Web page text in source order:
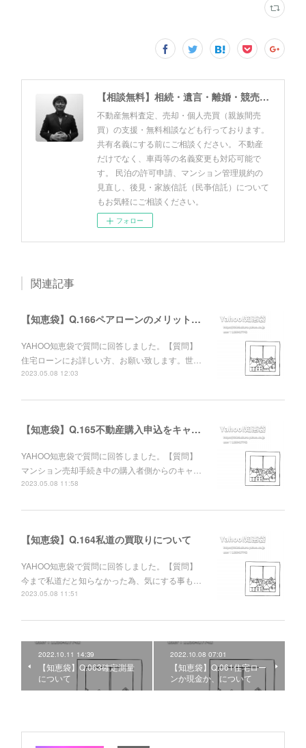
【相談無料】相続・遺言・離婚・競売・風営法・民泊申請・個人売買 佐野友美行政書士事務所（静岡県富士市）
不動産無料査定、売却・個人売買（親族間売
買）の支援・無料相談なども行っております。
共有名義にする前にご相談ください。 不動産
だけでなく、車両等の名義変更も対応可能で
す。 民泊の許可申請、マンション管理規約の
見直し、後見・家族信託（民亊信託）について
もお気軽にご相談ください。
フォロー
関連記事
【知恵袋】Q.166ペアローンのメリットについて
YAHOO知恵袋で質問に回答しました。【質問】
住宅ローンにお詳しい方、お願い致します。世…
2023.05.08 12:03
【知恵袋】Q.165不動産購入申込をキャンセルした相手方への責任追及について
YAHOO知恵袋で質問に回答しました。【質問】
マンション売却手続き中の購入者側からのキャ…
2023.05.08 11:58
【知恵袋】Q.164私道の買取りについて
YAHOO知恵袋で質問に回答しました。【質問】
今まで私道だと知らなかった為、気にする事も…
2023.05.08 11:51
2022.10.11 14:39
【知恵袋】Q.063確定測量
について
2022.10.08 07:01
【知恵袋】Q.061住宅ロー
ンか現金か、について